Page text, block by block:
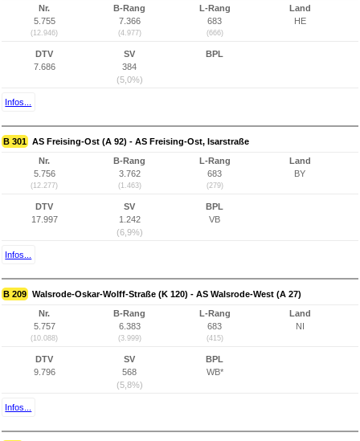
Nr.
5.755
(12.946)
B-Rang
7.366
(4.977)
L-Rang
683
(666)
Land
HE
DTV
7.686
SV
384
(5,0%)
BPL
Infos...
B 301 AS Freising-Ost (A 92) - AS Freising-Ost, Isarstraße
Nr.
5.756
(12.277)
B-Rang
3.762
(1.463)
L-Rang
683
(279)
Land
BY
DTV
17.997
SV
1.242
(6,9%)
BPL
VB
Infos...
B 209 Walsrode-Oskar-Wolff-Straße (K 120) - AS Walsrode-West (A 27)
Nr.
5.757
(10.088)
B-Rang
6.383
(3.999)
L-Rang
683
(415)
Land
NI
DTV
9.796
SV
568
(5,8%)
BPL
WB*
Infos...